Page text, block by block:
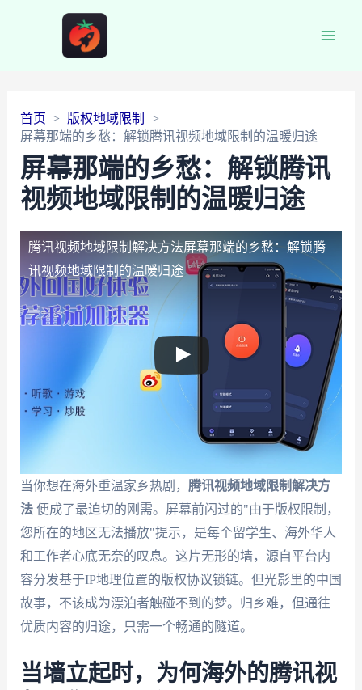
首页
版权地域限制
屏幕那端的乡愁：解锁腾讯视频地域限制的温暖归途
屏幕那端的乡愁：解锁腾讯
视频地域限制的温暖归途
腾讯视频地域限制解决方法屏幕那端的乡愁：解锁腾
讯视频地域限制的温暖归途
当你想在海外重温家乡热剧， 腾讯视频地域限制解决方
法便成了最迫切的刚需。屏幕前闪过的"由于版权限制，
您所在的地区无法播放"提示，是每个留学生、海外华人
和工作者心底无奈的叹息。这片无形的墙，源自平台内
容分发基于IP地理位置的版权协议锁链。但光影里的中国
故事，不该成为漂泊者触碰不到的梦。归乡难，但通往
优质内容的归途，只需一个畅通的隧道。
当墙立起时，为何海外的腾讯视